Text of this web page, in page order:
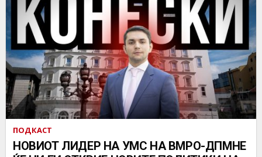
ПОДКАСТ
НОВИОТ ЛИДЕР НА УМС НА ВМРО-ДПМНЕ